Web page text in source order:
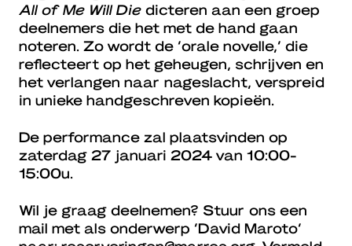
All of Me Will Die dicteren aan een groep
deelnemers die het met de hand gaan
noteren. Zo wordt de ‘orale novelle,’ die
reflecteert op het geheugen, schrijven en
het verlangen naar nageslacht, verspreid
in unieke handgeschreven kopieën.
De performance zal plaatsvinden op
zaterdag 27 januari 2024 van 10:00-
15:00u.
Wil je graag deelnemen? Stuur ons een
mail met als onderwerp ‘David Maroto’